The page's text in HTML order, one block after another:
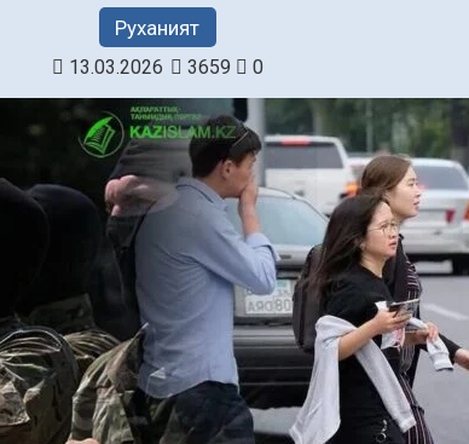
Руханият
13.03.2026 3659 0